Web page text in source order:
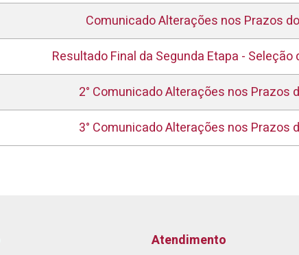
Comunicado Alterações nos Prazos
Resultado Final da Segunda Etapa -
2° Comunicado Alterações nos Prazos
3° Comunicado Alterações nos Prazos
Atendimento